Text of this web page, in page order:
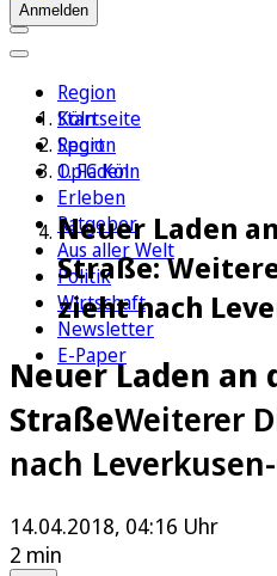
Anmelden
Region
Köln
Sport
1. FC Köln
Erleben
Ratgeber
Aus aller Welt
Politik
Wirtschaft
Newsletter
E-Paper
Startseite
Region
Opladen
Neuer Laden
Straße:
zieht nach
Neuer Laden an
StraßeWeiterer
nach
14.04.2018, 04:16 Uhr
2 min